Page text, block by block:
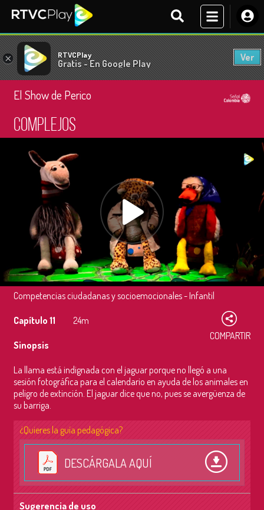
× RTVCPlay
Gratis - En Google Play
Ver
El Show de Perico
Complejos
Competencias ciudadanas y socioemocionales - Infantil
Capítulo 11
24m
COMPARTIR
Sinopsis
La llama está indignada con el jaguar porque no llegó a una
sesión fotográfica para el calendario en ayuda de los animales en
peligro de extinción. El jaguar dice que no, pues se avergüenza de
su barriga.
¿Quieres la guía pedagógica?
DESCÁRGALA AQUÍ
Sugerencia de uso